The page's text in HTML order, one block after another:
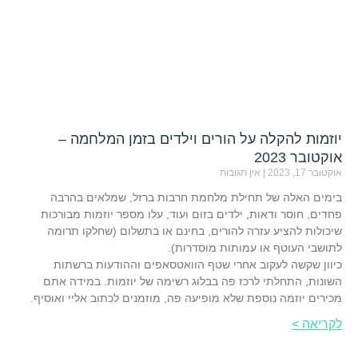
יוזמות להקלה על הורים וילדים בזמן המלחמה –
אוקטובר 2023
אוקטובר 17, 2023 אין תגובות
בימים האלה של תחילת מלחמת חרבות ברזל, שמלאים בהרבה
פחדים, חוסר ודאות, ילדים בזום ועוד, עלו מספר יוזמות מבורכות
שיכולות להציע עזרה להורים, בחינם או בתשלום (שחלקו תרומה
לתושבי העוטף או עמותות מוסדרות).
כיוון שקשה לעקוב אחרי שטף הוואטסאפים וההודעות ברשתות
השונות, התחלתי לרכז פה בבלוג רשימה של יוזמות. במידה אתם
מכירים יוזמה נוספת שלא מופיעה פה, מוזמנים לכתוב אליי ואוסיף.
לקריאה >